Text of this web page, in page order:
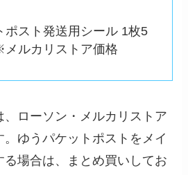
ポスト発送用シール 1枚5
ルカリストア価格
、ローソン・メルカリストア
ゆうパケットポストをメイ
る場合は、まとめ買いしてお